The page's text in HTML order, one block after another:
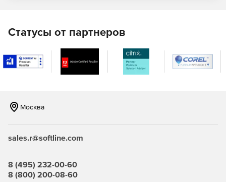
Мгновенная очистка Active Directory (от устаревших
объектов).
Восстановление недавно удаленных объектов Active
просмотра, редактирования и поиска.
Microsoft Access и Microsoft SQL.
Статусы от партнеров
Москва
sales.r@softline.com
8 (495) 232-00-60
8 (800) 200-08-60